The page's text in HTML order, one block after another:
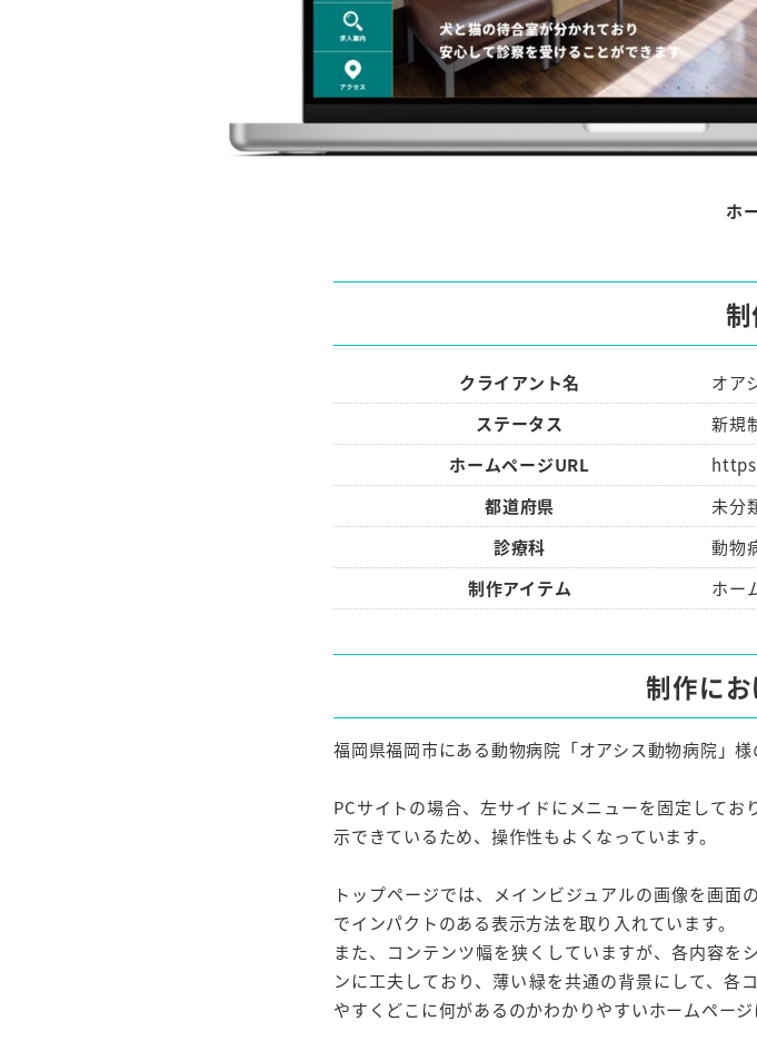
ホ
クライアント名
オア
ステータス
新規
ホームページURL
都道府県
未分
診療科
動物
制作アイテム
ホー
制作に
福岡県福岡市にある動物病院「オアシス動物病院」
PCサイトの場合、左サイドにメニューを固定して
示できているため、操作性もよくなっています。
トップページでは、メインビジュアルの画像を画
でインパクトのある表示方法を取り入れています。
また、コンテンツ幅を狭くしていますが、各内容を
ンに工夫しており、薄い緑を共通の背景にして、各
やすくどこに何があるのかわかりやすいホームページ